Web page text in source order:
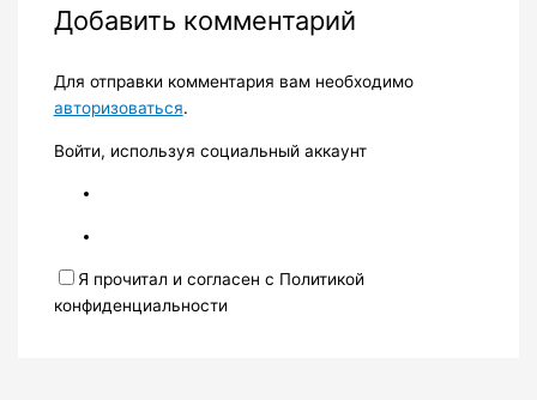
Добавить комментарий
Для отправки комментария вам необходимо
авторизоваться.
Войти, используя социальный аккаунт
Я прочитал и согласен с Политикой
конфиденциальности